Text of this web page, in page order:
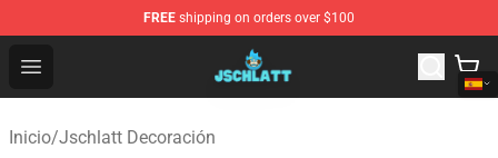
FREE shipping on orders over $100
Open menu
Jschlatt Store - Official Jschlatt Merchandise Shop
Inicio/Jschlatt Decoración